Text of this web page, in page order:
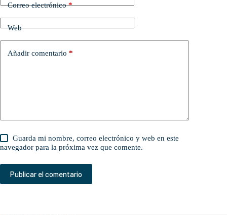
Correo electrónico*
Web
Añadir comentario *
Guarda mi nombre, correo electrónico y web en este
navegador para la próxima vez que comente.
Publicar el comentario